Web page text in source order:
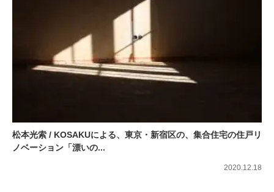
松本光索 / KOSAKUによる、東京・新宿区の、集合住宅の住戸リ
ノベーション「漂いの...
2020.12.18